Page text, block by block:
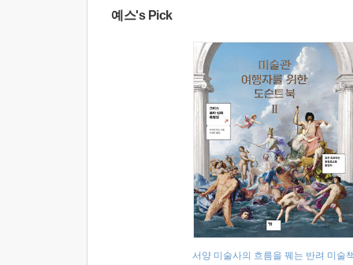
예스's Pick
서양 미술사의 흐름을 꿰는 반려 미술